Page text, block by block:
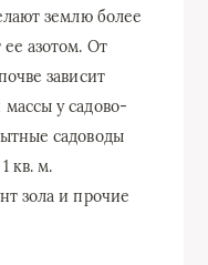
землю более
азотом. От
зависит
у садово-
садоводы
кв. м.
зола и прочие